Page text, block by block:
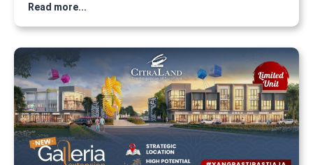
Read more...